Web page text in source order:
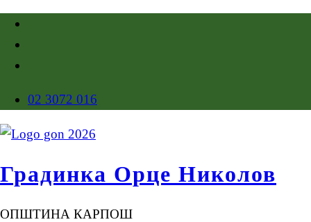
02 3072 016
Градинка Орце Николов
ОПШТИНА КАРПОШ